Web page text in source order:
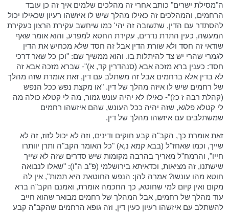
ה"מסילת ישרים" כותב אחרי זה מהלכים שלמים איך זה כן עובד
הרחמים, והמהלכים זה כאילו מהלך שיש לו איזשהו רעיון שכאילו יכול
להסתדר עם הדין, שתשובה זה יהי' כמו שיחשב עקירת הרצון כעקירת
המעשה, כעין התרת נדרים, עקירת החטא למפרע, והוא אומר שאף
שודאי זה חסד ולא שורת הדין אבל זה חסד שלא מכחיש את הדין
לגמרי שהרי יש צד להיתלות בו. והוא ממשיך שם: "וכן כל שאר דרכי
חסד: כענין ברא מזכה אבא (סנהדרין קד, א)"- שברא מזכה אבא זה
לא בדין אלא ברחמים אבל זה משתלב עם דין, זאת אומרת שזה מהלך
של רחמים שיש לו איזה מהלך של דין. "או מקצת נפש ככל הנפש
(קהלת רבה ז כז)"- כאילו לא יהיה עונש גמור, מה לי קטלא כולה מה
לי קטלא פלגא, שזה יהיה ככל העונש, שהם איזשהו רחמים
שמשתלבים עם איזשהו מהלך של דין.
זאת אומרת כך, הקב"ה קבע חוקים ודינים, וזה לא יכול לזוז, זה לא
שייך, וכמו שאחז"ל (בבא קמא נ,א) "כל האומר הקב"ה ותרן יוותרו
חייו", והרמח"ל מאריך בהרבה מקומות שיש סדרים שזה לא שייך
שישתנו, זה מציאות, וכדאיתא בירושלמי (פ"ב ה"ו): "שאלו לנבואה
חוטא מהו עונשו? אמרה להן: הנפש החוטאת היא תמות", אין לה
מקום ואין קיום למי שחוטא, כך החכמה אומרת, ואמנם הקב"ה ברא
עוד מהלך של רחמים, אבל המהלך של רחמים מבואר שהוא חייב
להשתלב עם איזשהו רעיון כעין דין, וזה גופא הרחמים שהקב"ה קבע